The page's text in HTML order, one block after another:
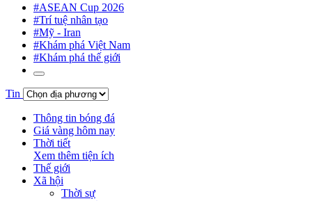
#ASEAN Cup 2026
#Trí tuệ nhân tạo
#Mỹ - Iran
#Khám phá Việt Nam
#Khám phá thế giới
Tin
Thông tin bóng đá
Giá vàng hôm nay
Thời tiết
Xem thêm tiện ích
Thế giới
Xã hội
Thời sự